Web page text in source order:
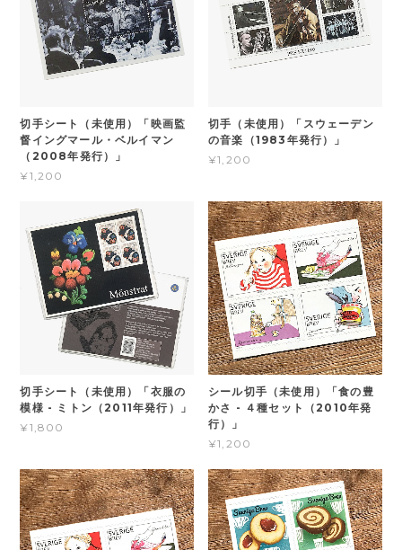
切手シート（未使用）「映画監
督イングマール・ベルイマン
（2008年発行）」
¥1,200
切手（未使用）「スウェーデン
の音楽（1983年発行）」
¥1,200
切手シート（未使用）「衣服の
模様 - ミトン（2011年発行）」
¥1,800
シール切手（未使用）「食の豊
かさ - ４種セット（2010年発
行）」
¥1,200